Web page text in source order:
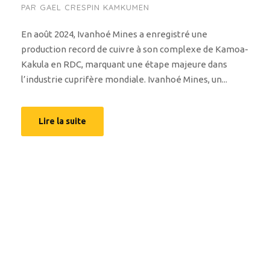
PAR GAEL CRESPIN KAMKUMEN
En août 2024, Ivanhoé Mines a enregistré une
production record de cuivre à son complexe de Kamoa-
Kakula en RDC, marquant une étape majeure dans
l’industrie cuprifère mondiale. Ivanhoé Mines, un...
Lire la suite